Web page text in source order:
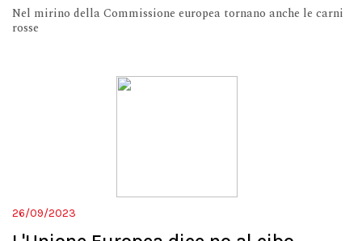
Nel mirino della Commissione europea tornano anche le carni
rosse
26/09/2023